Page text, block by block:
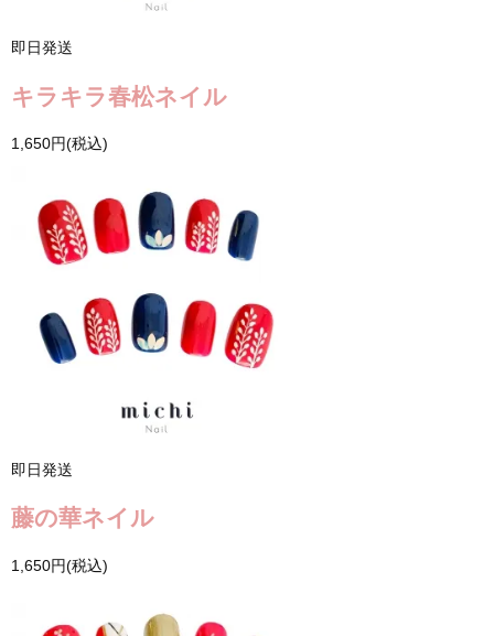
即日発送
キラキラ春松ネイル
1,650円(税込)
即日発送
藤の華ネイル
1,650円(税込)